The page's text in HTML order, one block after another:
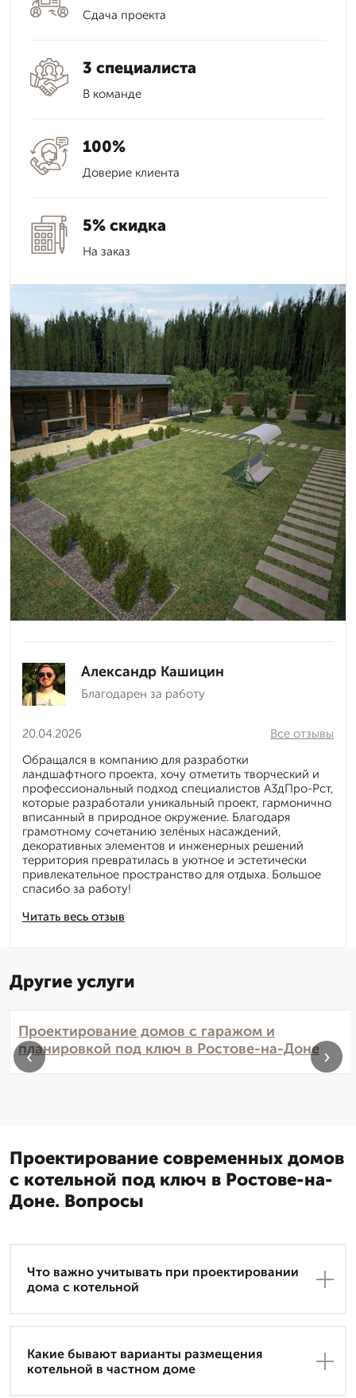
Сдача проекта
3 специалиста
В команде
100%
Доверие клиента
5% скидка
На заказ
Александр Кашицин
Благодарен за работу
20.04.2026
Читать весь отзыв
Все отзывы
Обращался в компанию для разработки
ландшафтного проекта, хочу отметить творческий и
профессиональный подход специалистов А3дПро-Рст,
которые разработали уникальный проект, гармонично
вписанный в природное окружение. Благодаря
грамотному сочетанию зелёных насаждений,
декоративных элементов и инженерных решений
территория превратилась в уютное и эстетически
привлекательное пространство для отдыха. Большое
спасибо за работу!
Другие услуги
Проектирование домов с гаражом и
планировкой под ключ в Ростове-на-Доне
‹ ›
Проектирование современных домов
с котельной под ключ в Ростове-на-
Доне. Вопросы
Что важно учитывать при проектировании
дома с котельной
Какие бывают варианты размещения
котельной в частном доме